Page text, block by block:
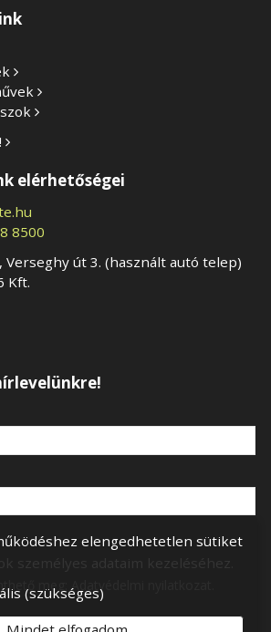
elérhetőségei
8500
Verseghy út 3. (használt autó telep)
Kft.
személyes adataim kezeléséhez.
meg:Adatvédelmi nyilatkozat
elengedhetetlen sütiket
(szükséges)